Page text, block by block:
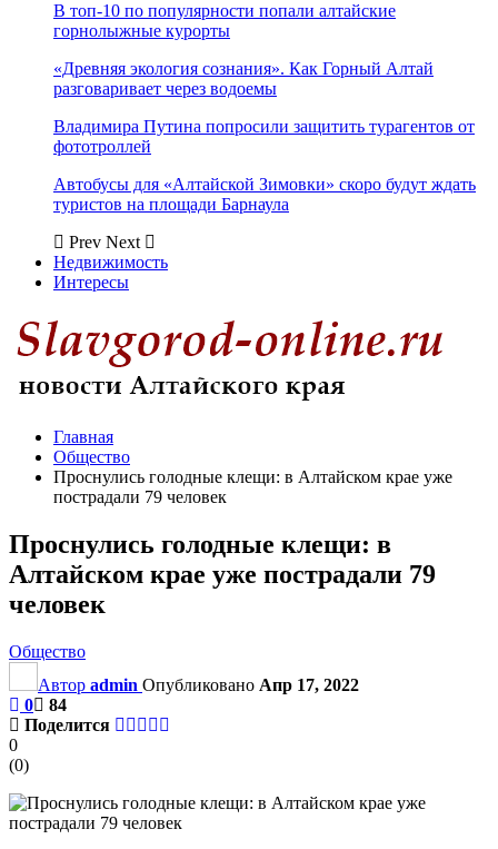
В топ-10 по популярности попали алтайские
горнолыжные курорты
«Древняя экология сознания». Как Горный Алтай
разговаривает через водоемы
Владимира Путина попросили защитить турагентов от
фототроллей
Автобусы для «Алтайской Зимовки» скоро будут ждать
туристов на площади Барнаула
Prev Next
Недвижимость
Интересы
Главная
Общество
Проснулись голодные клещи: в Алтайском крае уже
пострадали 79 человек
Проснулись голодные клещи: в
Алтайском крае уже пострадали 79
человек
Общество
Автор admin Опубликовано Апр 17, 2022
0
84
Поделится
0
(0)